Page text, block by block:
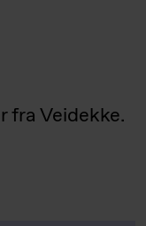
fra Veidekke.